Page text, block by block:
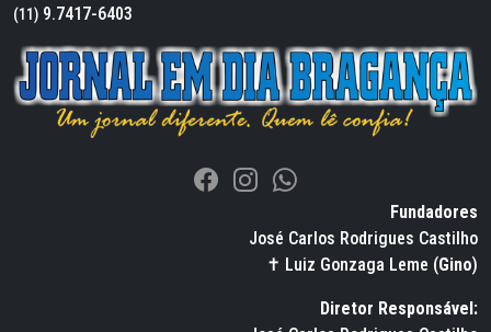
(11) 9.7417-6403
Fundadores
José Carlos Rodrigues Castilho
✝ Luiz Gonzaga Leme (Gino)
Diretor Responsável: